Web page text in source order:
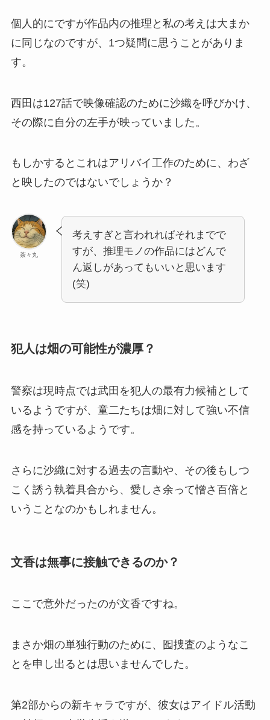
個人的にですが作品内の推理と私の考えは大まか
に同じなのですが、1つ疑問に思うことがありま
す。
西田は127話で映像確認のために沙織を呼びかけ、
その際に自分の左手が映っていました。
もしかするとこれはアリバイ工作のために、わざ
と映したのではないでしょうか？
茶々丸
考えすぎと言われればそれまでで
すが、推理モノの作品にはどんで
ん返しがあってもいいと思います
(笑)
犯人は畑の可能性が濃厚？
警察は現時点では武田を犯人の最有力候補として
いるようですが、童二たちは畑に対して強い不信
感を持っているようです。
さらに沙織に対する過去の言動や、その後もしつ
こく誘う執着具合から、愛しさ余って憎さ百倍と
いうことなのかもしれません。
文香は無事に接触できるのか？
ここで意外だったのが文香ですね。
まさか畑の単独行動のために、囮捜査のようなこ
とを申し出るとは思いませんでした。
第2部からの新キャラですが、彼女はアイドル活動